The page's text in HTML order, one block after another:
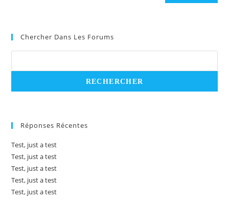
Chercher Dans Les Forums
Réponses Récentes
Test, just a test
Test, just a test
Test, just a test
Test, just a test
Test, just a test